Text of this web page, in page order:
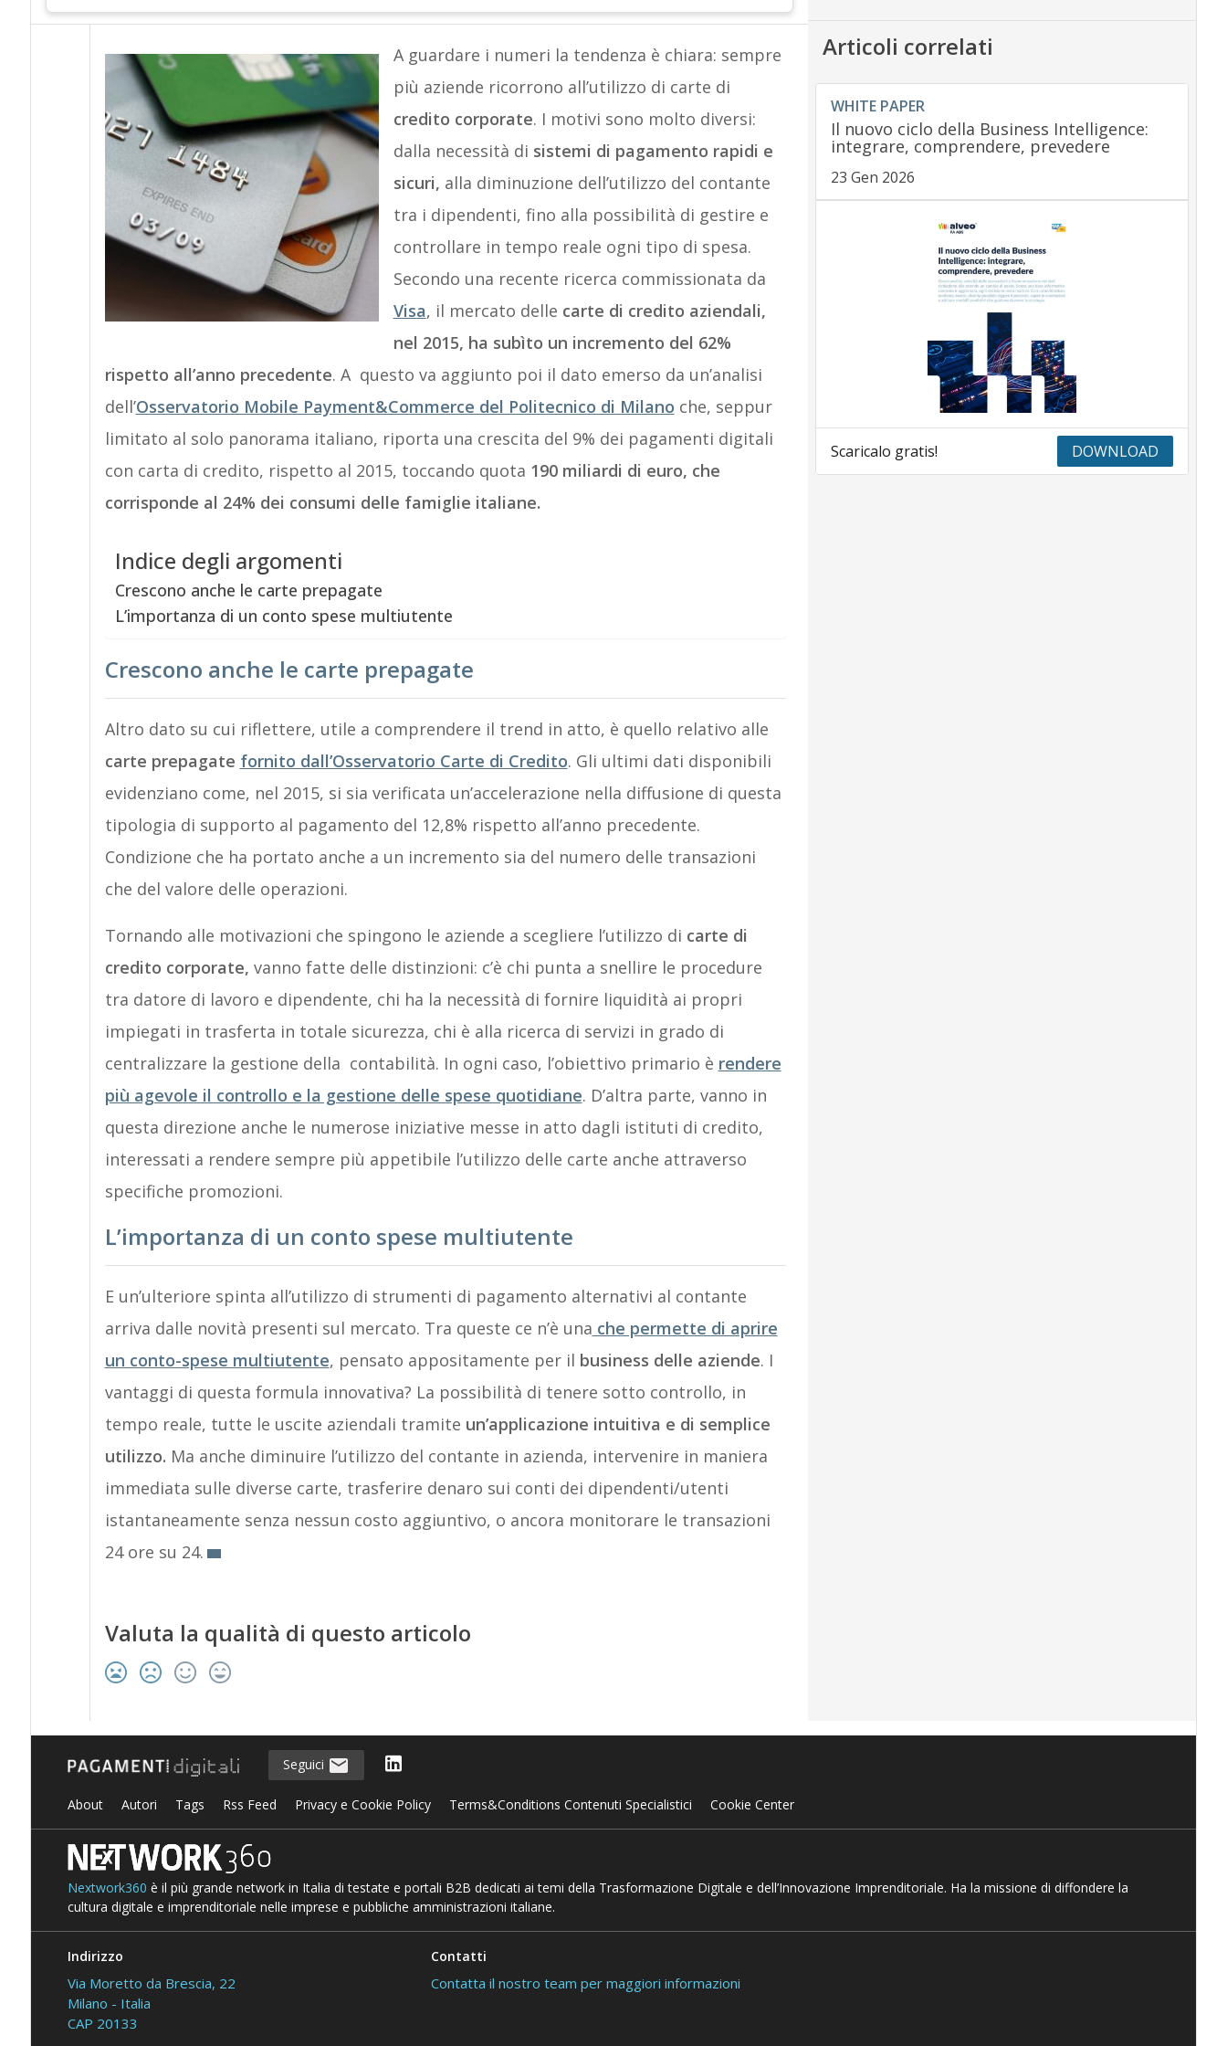
A guardare i numeri la tendenza è chiara: sempre
più aziende ricorrono all’utilizzo di carte di
credito corporate. I motivi sono molto diversi:
dalla necessità di sistemi di pagamento rapidi e
sicuri, alla diminuzione dell’utilizzo del contante
tra i dipendenti, fino alla possibilità di gestire e
controllare in tempo reale ogni tipo di spesa.
Secondo una recente ricerca commissionata da
Visa, il mercato delle carte di credito aziendali,
nel 2015, ha subìto un incremento del 62%
rispetto all’anno precedente. A questo va aggiunto poi il dato emerso da un’analisi
dell’Osservatorio Mobile Payment&Commerce del Politecnico di Milano che, seppur
limitato al solo panorama italiano, riporta una crescita del 9% dei pagamenti digitali
con carta di credito, rispetto al 2015, toccando quota 190 miliardi di euro, che
corrisponde al 24% dei consumi delle famiglie italiane.
Indice degli argomenti
Crescono anche le carte prepagate
L’importanza di un conto spese multiutente
Crescono anche le carte prepagate
Altro dato su cui riflettere, utile a comprendere il trend in atto, è quello relativo alle
carte prepagate fornito dall’Osservatorio Carte di Credito. Gli ultimi dati disponibili
evidenziano come, nel 2015, si sia verificata un’accelerazione nella diffusione di questa
tipologia di supporto al pagamento del 12,8% rispetto all’anno precedente.
Condizione che ha portato anche a un incremento sia del numero delle transazioni
che del valore delle operazioni.
Tornando alle motivazioni che spingono le aziende a scegliere l’utilizzo di carte di
credito corporate, vanno fatte delle distinzioni: c’è chi punta a snellire le procedure
tra datore di lavoro e dipendente, chi ha la necessità di fornire liquidità ai propri
impiegati in trasferta in totale sicurezza, chi è alla ricerca di servizi in grado di
centralizzare la gestione della contabilità. In ogni caso, l’obiettivo primario è rendere
più agevole il controllo e la gestione delle spese quotidiane. D’altra parte, vanno in
questa direzione anche le numerose iniziative messe in atto dagli istituti di credito,
interessati a rendere sempre più appetibile l’utilizzo delle carte anche attraverso
specifiche promozioni.
L’importanza di un conto spese multiutente
E un’ulteriore spinta all’utilizzo di strumenti di pagamento alternativi al contante
arriva dalle novità presenti sul mercato. Tra queste ce n’è una che permette di aprire
un conto-spese multiutente, pensato appositamente per il business delle aziende. I
vantaggi di questa formula innovativa? La possibilità di tenere sotto controllo, in
tempo reale, tutte le uscite aziendali tramite un’applicazione intuitiva e di semplice
utilizzo. Ma anche diminuire l’utilizzo del contante in azienda, intervenire in maniera
immediata sulle diverse carte, trasferire denaro sui conti dei dipendenti/utenti
istantaneamente senza nessun costo aggiuntivo, o ancora monitorare le transazioni
24 ore su 24.
Valuta la qualità di questo articolo
Articoli correlati
WHITE PAPER
Il nuovo ciclo della Business Intelligence:
integrare, comprendere, prevedere
23 Gen 2026
Scaricalo gratis! DOWNLOAD
Seguici
About Autori Tags Rss Feed Privacy e Cookie Policy Terms&Conditions Contenuti Specialistici Cookie Center
Nextwork360 è il più grande network in Italia di testate e portali B2B dedicati ai temi della Trasformazione Digitale e dell’Innovazione Imprenditoriale. Ha la missione di diffondere la
cultura digitale e imprenditoriale nelle imprese e pubbliche amministrazioni italiane.
Indirizzo
Via Moretto da Brescia, 22
Milano - Italia
CAP 20133
Contatti
Contatta il nostro team per maggiori informazioni